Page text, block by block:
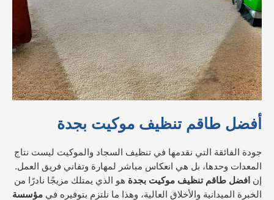
أفضل طاقم تنظيف موكيت بجدة
جودة الفائقة التي نقدمها في تنظيف السجاد والموكيت ليست نتاج
المعدات وحدها، بل هي انعكاس مباشر لمهارة وتفاني فريق العمل.
إن افضل طاقم تنظيف موكيت بجدة هو الذي يمتلك مزيجًا نادرًا من
الخبرة الميدانية والأخلاق العالية، وهذا ما نلتزم بتوفيره في مؤسسة